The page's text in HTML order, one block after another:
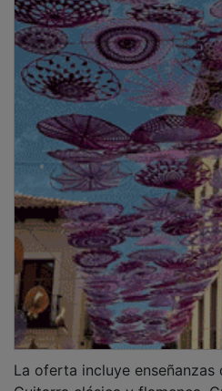
Guitarra clásica y flamenca,